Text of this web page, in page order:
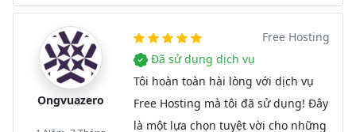
Ongvuazero
Free Hosting
Đã sử dụng dịch vụ
Tôi hoàn toàn hài lòng với dịch vụ
Free Hosting mà tôi đã sử dụng! Đây
là một lựa chọn tuyệt vời cho những